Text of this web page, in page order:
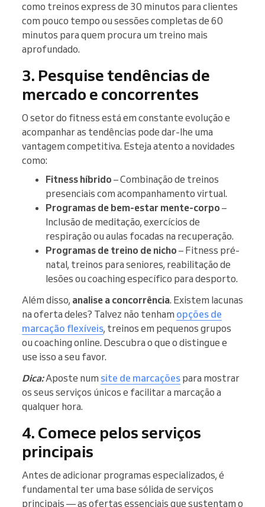
como treinos express de 30 minutos para clientes
com pouco tempo ou sessões completas de 60
minutos para quem procura um treino mais
aprofundado.
3. Pesquise tendências de
mercado e concorrentes
O setor do fitness está em constante evolução e
acompanhar as tendências pode dar-lhe uma
vantagem competitiva. Esteja atento a novidades
como:
Fitness híbrido – Combinação de treinos
presenciais com acompanhamento virtual.
Programas de bem-estar mente-corpo –
Inclusão de meditação, exercícios de
respiração ou aulas focadas na recuperação.
Programas de treino de nicho – Fitness pré-
natal, treinos para seniores, reabilitação de
lesões ou coaching específico para desporto.
Além disso, analise a concorrência. Existem lacunas
na oferta deles? Talvez não tenham opções de
marcação flexíveis, treinos em pequenos grupos
ou coaching online. Descubra o que o distingue e
use isso a seu favor.
Dica:Aposte num site de marcações para mostrar
os seus serviços únicos e facilitar a marcação a
qualquer hora.
4. Comece pelos serviços
principais
Antes de adicionar programas especializados, é
fundamental ter uma base sólida de serviços
principais — as ofertas essenciais que sustentam o